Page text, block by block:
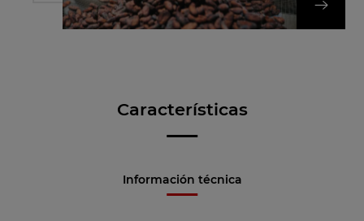
DESCUBRA
Características
Información técnica